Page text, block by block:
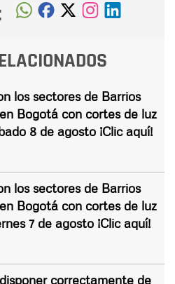
los sectores de Barrios
Bogotá con cortes de luz
8 de agosto ¡Clic aquí!
los sectores de Barrios
Bogotá con cortes de luz
7 de agosto ¡Clic aquí!
correctamente de